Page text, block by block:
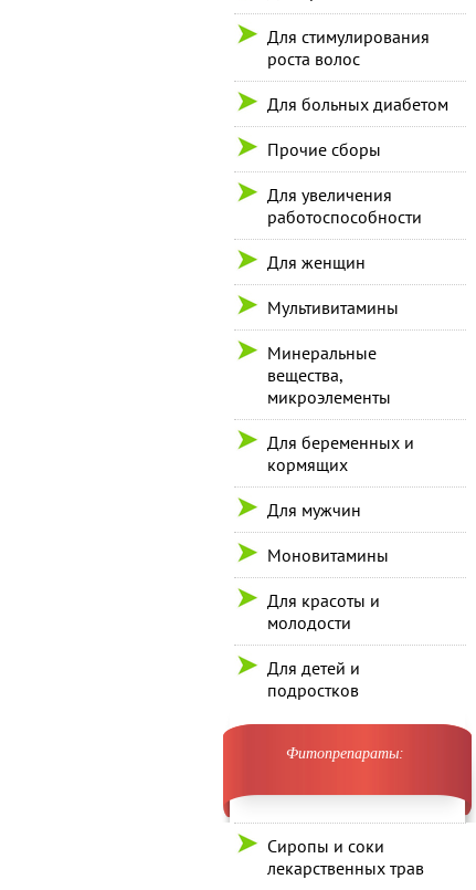
Для стимулирования
роста волос
Для больных диабетом
Прочие сборы
Для увеличения
работоспособности
Для женщин
Мультивитамины
Минеральные
вещества,
микроэлементы
Для беременных и
кормящих
Для мужчин
Моновитамины
Для красоты и
молодости
Для детей и
подростков
Фитопрепараты:
Сиропы и соки
лекарственных трав